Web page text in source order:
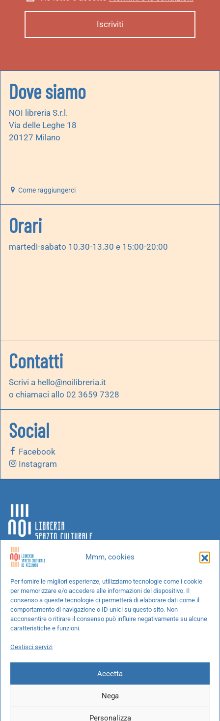
Mmm, cookies
Per fornire le migliori esperienze, utilizziamo tecnologie come i cookie
per memorizzare e/o accedere alle informazioni del dispositivo. Il
consenso a queste tecnologie ci permetterà di elaborare dati come il
comportamento di navigazione o ID unici su questo sito. Non
acconsentire o ritirare il consenso può influire negativamente su alcune
caratteristiche e funzioni.
Gestisci servizi
Accetta
Nega
Personalizza
Dove siamo
NOI libreria S.r.l.
Via delle Leghe 18
20127 Milano
Come raggiungerci
Orari
martedì-sabato 10.30-13.30 e 15:00-20:00
Contatti
Scrivi a hello@noilibreria.it
o chiamaci allo 02 3659 7328
Social
Facebook
Instagram
Chi siamo
Progetti speciali
Richiedi un libro
Spedizioni
Cookie Policy
10694580969